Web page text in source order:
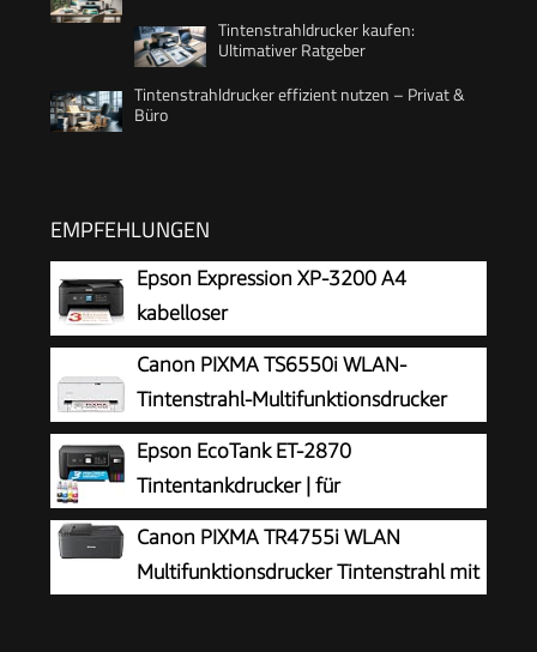
Tintenstrahldrucker kaufen:
Ultimativer Ratgeber
Tintenstrahldrucker effizient nutzen – Privat &
Büro
EMPFEHLUNGEN
Epson Expression XP-3200 A4
kabelloser
Multifunktionstintenstrahldrucker
Canon PIXMA TS6550i WLAN-
Tintenstrahl-Multifunktionsdrucker
Epson EcoTank ET-2870
Tintentankdrucker | für
vielbeschäftigte Haushalte | WLAN | A4
| Drucken, Kopieren, Scannen | 3.7 cm LCD-
Display | inkl. Tinte für bis zu 3 Jahre
Canon PIXMA TR4755i WLAN
Multifunktionsdrucker Tintenstrahl mit